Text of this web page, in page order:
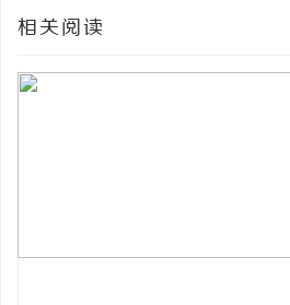
相关阅读